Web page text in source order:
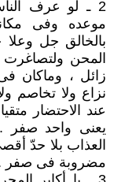
2 ـ لو عرف
موعده وفى
بالخالق جل
المحن
زائل ، وماكان
نزاع ولا تخاصم
عند الاحتضار
يعنى واحد صفر
العذاب بلا حدّ
مضروبة فى صفر